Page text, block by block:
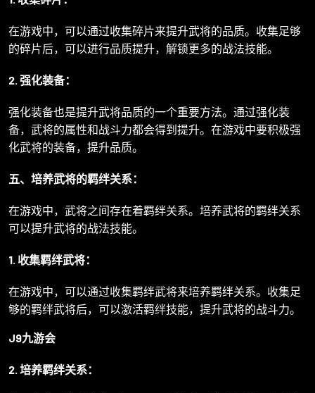
在游戏中，可以通过收集碎片来提升武将的品质。收集足够
的碎片后，可以进行品质提升，解锁更多的战法技能。
2. 强化装备：
强化装备也是提升武将品质的一个重要方法。通过强化装
备，武将的属性和战斗力都会得到提升。在游戏中要积极强
化武将的装备，提升品质。
五、培养武将的羁绊关系：
在游戏中，武将之间存在着羁绊关系。培养武将的羁绊关系
可以提升武将的战法技能。
1. 收集羁绊武将：
在游戏中，可以通过收集羁绊武将来培养羁绊关系。收集足
够的羁绊武将后，可以激活羁绊技能，提升武将的战斗力。
J9九游会
2. 培养羁绊关系：